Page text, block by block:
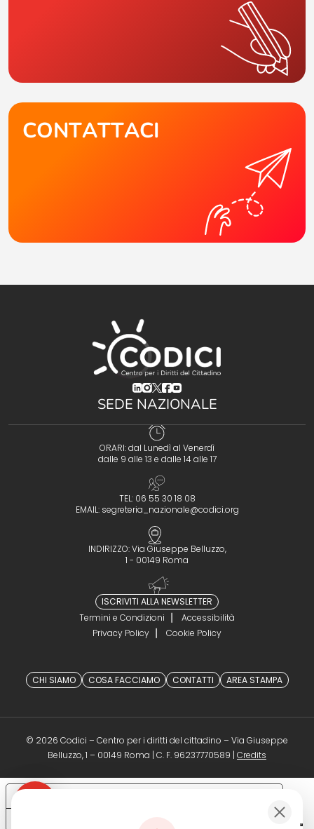
CONTATTACI
(opens in a new tab)
(opens in a new tab)
(opens in a new tab)
(opens in a new tab)
(opens in a new tab)
SEDE NAZIONALE
ORARI: dal Lunedì al Venerdì
dalle 9 alle 13 e dalle 14 alle 17
TEL: 06 55 30 18 08
EMAIL: segreteria_nazionale@codici.org
INDIRIZZO: Via Giuseppe Belluzzo,
1 - 00149 Roma
ISCRIVITI ALLA NEWSLETTER
Termini e Condizioni
Accessibilità
Privacy Policy
Cookie Policy
CHI SIAMO COSA FACCIAMO CONTATTI AREA STAMPA
© 2026 Codici – Centro per i diritti del cittadino – Via Giuseppe
Belluzzo, 1 – 00149 Roma | C. F. 96237770589 | Credits